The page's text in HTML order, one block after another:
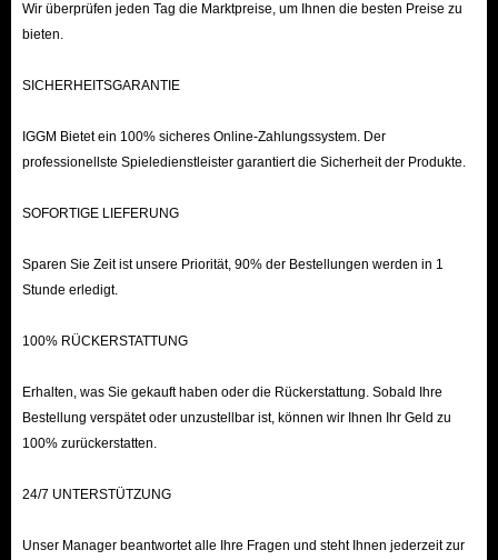
Kauf bei IGGM:
Veredelungssteinen!
Spieler eine riesige Auswahl, eine sichere Umgebung, niedrige Preise und
Wir überprüfen jeden Tag die Marktpreise, um Ihnen die besten Preise zu
bieten.
SICHERHEITSGARANTIE
IGGM Bietet ein 100% sicheres Online-Zahlungssystem. Der
professionellste Spieledienstleister garantiert die Sicherheit der Produkte.
SOFORTIGE LIEFERUNG
Sparen Sie Zeit ist unsere Priorität, 90% der Bestellungen werden in 1
Stunde erledigt.
100% RÜCKERSTATTUNG
Erhalten, was Sie gekauft haben oder die Rückerstattung. Sobald Ihre
Bestellung verspätet oder unzustellbar ist, können wir Ihnen Ihr Geld zu
100% zurückerstatten.
24/7 UNTERSTÜTZUNG
Unser Manager beantwortet alle Ihre Fragen und steht Ihnen jederzeit zur